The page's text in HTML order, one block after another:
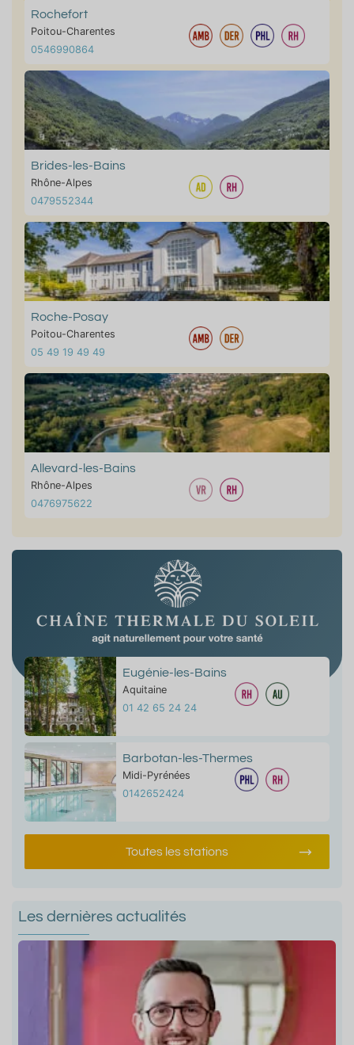
Rochefort
Poitou-Charentes
0546990864
Brides-les-Bains
Rhône-Alpes
0479552344
Roche-Posay
Poitou-Charentes
05 49 19 49 49
Allevard-les-Bains
Rhône-Alpes
0476975622
Eugénie-les-Bains
Aquitaine
01 42 65 24 24
Barbotan-les-Thermes
Midi-Pyrénées
0142652424
Toutes les stations
Les dernières actualités